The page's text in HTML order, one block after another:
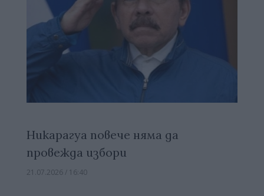
Никарагуа повече няма да
провежда избори
21.07.2026 / 16:40